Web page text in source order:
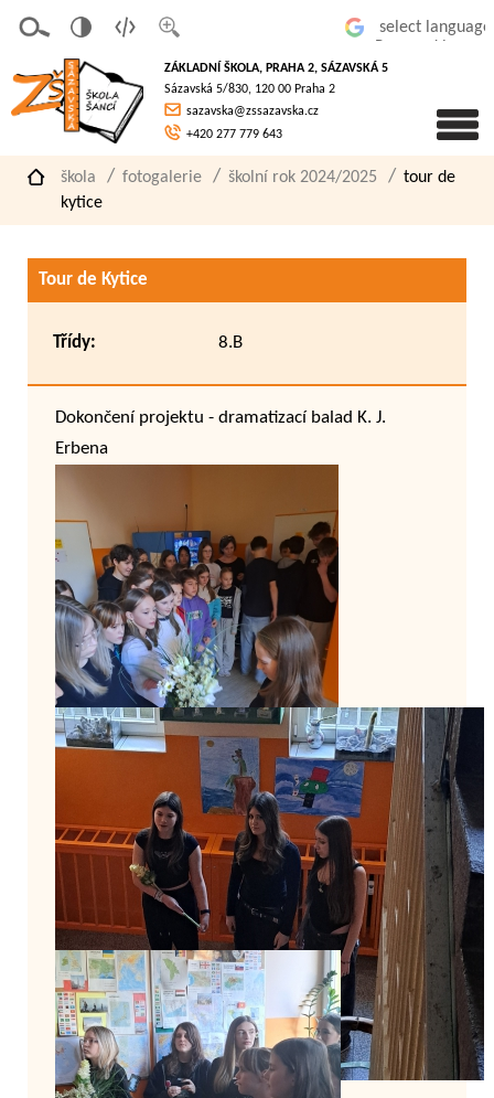
písmo
á
verze
pro
slaboz
raké
ZÁKLADNÍ ŠKOLA, PRAHA 2, SÁZAVSKÁ 5
Sázavská 5/830, 120 00 Praha 2
sazavska@zssazavska.cz
+420 277 779 643
škola fotogalerie školní rok 2024/2025
tour de
kytice
Tour de Kytice
Třídy: 8.B
Dokončení projektu - dramatizací balad K. J.
Erbena